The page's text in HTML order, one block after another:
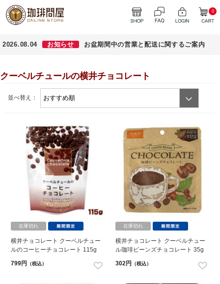
0
2026.08.04 お知らせ お盆期間中の営業と配送に関するご案内
クーベルチュールの横井チョコレート
並べ替え：
在庫切れ
横井チョコレート クーベルチュー
ルのコーヒーチョコレート 115g
799円
（税込）
在庫切れ
横井チョコレート クーベルチュー
ル珈琲ビーンズチョコレート 35g
302円
（税込）